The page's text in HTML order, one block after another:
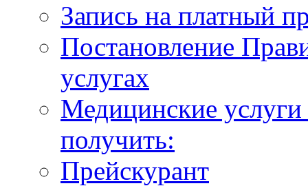
Запись на платный
Постановление
услугах
Медицинские
получить:
Прейскурант